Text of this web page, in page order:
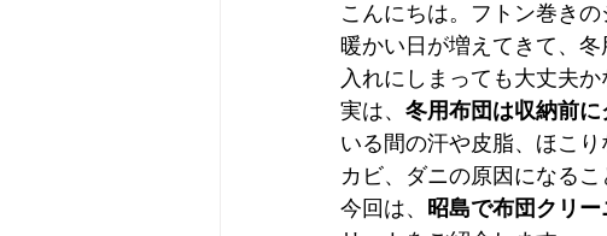
こんにちは。フトン巻きの
暖かい日が増えてきて、
入れにしまっても大丈夫
実は、 冬用布団は収納前
いる間の汗や皮脂、ほこ
カビ、ダニの原因になるこ
今回は、 昭島で布団クリ